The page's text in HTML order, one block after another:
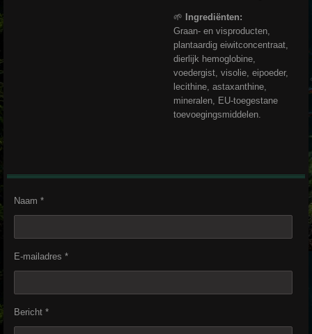
🌱
Ingrediënten:
Graan- en visproducten,
plantaardig eiwitconcentraat,
dierlijk hemoglobine,
voedergist, visolie, eipoeder,
lecithine, astaxanthine,
mineralen, EU-toegestane
toevoegingsmiddelen.
Naam *
E-mailadres *
Bericht *